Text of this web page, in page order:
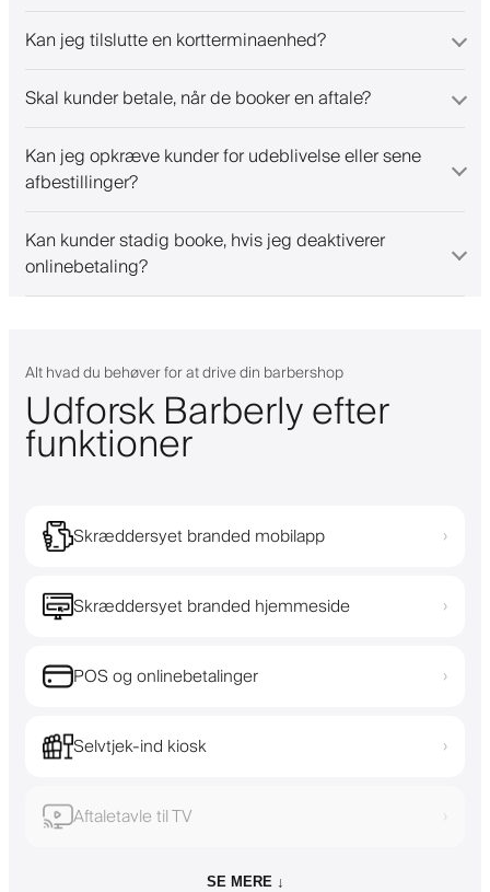
Kan jeg tilslutte en kortterminaenhed?
Skal kunder betale, når de booker en aftale?
Kan jeg opkræve kunder for udeblivelse eller sene
afbestillinger?
Kan kunder stadig booke, hvis jeg deaktiverer
onlinebetaling?
Alt hvad du behøver for at drive din barbershop
Udforsk Barberly efter
funktioner
Skræddersyet branded mobilapp ›
Skræddersyet branded hjemmeside ›
POS og onlinebetalinger ›
Selvtjek-ind kiosk ›
Aftaletavle til TV ›
SE MERE ↓